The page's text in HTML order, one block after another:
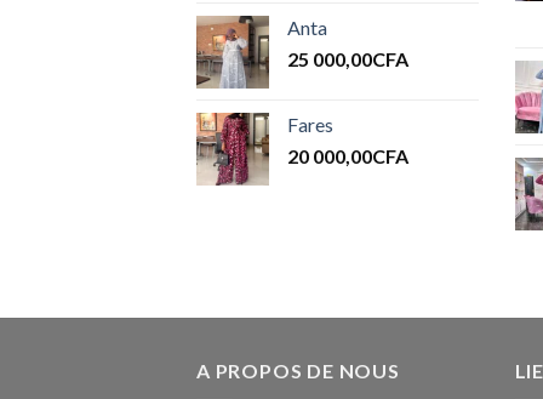
Anta
25 000,00CFA
Fares
20 000,00CFA
A PROPOS DE NOUS